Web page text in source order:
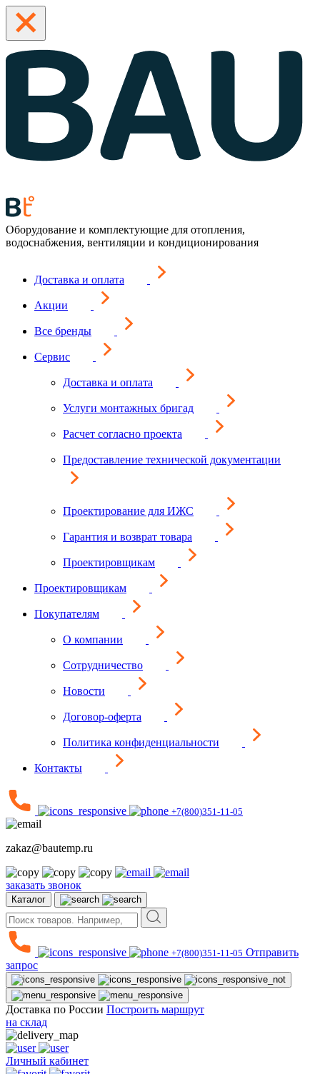
Оборудование и комплектующие для отопления,
водоснабжения, вентиляции и кондиционирования
Доставка и оплата
Акции
Все бренды
Сервис
Доставка и оплата
Услуги монтажных бригад
Расчет согласно проекта
Предоставление технической документации
Проектирование для ИЖС
Гарантия и возврат товара
Проектировщикам
Проектировщикам
Покупателям
О компании
Сотрудничество
Новости
Договор-оферта
Политика конфиденциальности
Контакты
+7(800)351-11-05
zakaz@bautemp.ru
заказать звонок
Каталог
+7(800)351-11-05 Отправить
запрос
Доставка по России Построить маршрут
на склад
Личный кабинет